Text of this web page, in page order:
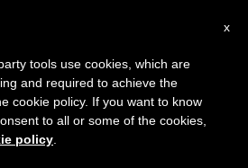
×
de agosto haremos la pausa
que en el periodo de verano
y también el
x
tools use cookies, which are
and required to achieve the
cookie policy. If you want to know
to all or some of the cookies,
policy